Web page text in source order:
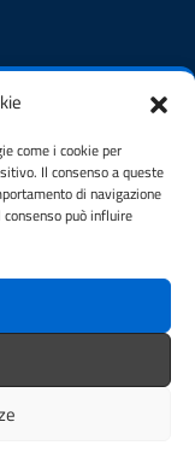
come i cookie per
Il consenso a queste
di navigazione
può influire